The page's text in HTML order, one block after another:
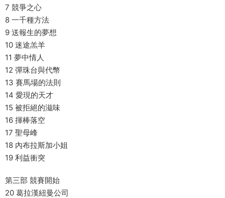
7 競爭之心
8 一千種方法
9 送報生的夢想
10 迷途羔羊
11 夢中情人
12 彈珠台與代幣
13 賽馬場的法則
14 愛現的天才
15 被拒絕的滋味
16 揮棒落空
17 聖母峰
18 內布拉斯加小姐
19 利益衝突
第三部 競賽開始
20 葛拉漢紐曼公司